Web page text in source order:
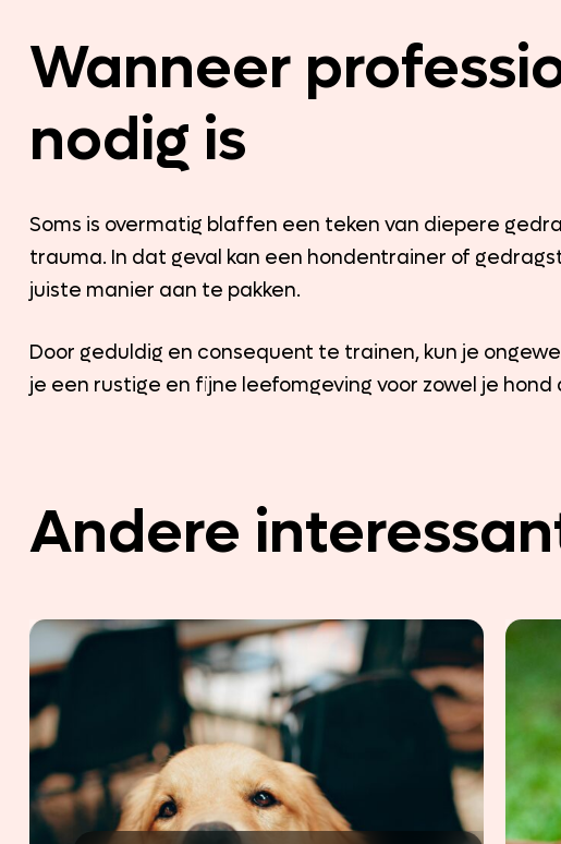
Wanneer
nodig is
Soms is overmatig blaffen een teken van diepere
trauma. In dat geval kan een hondentrainer of
juiste manier aan te pakken.
Door geduldig en consequent te trainen, kun je
je een rustige en fijne leefomgeving voor zowel je hond
Andere